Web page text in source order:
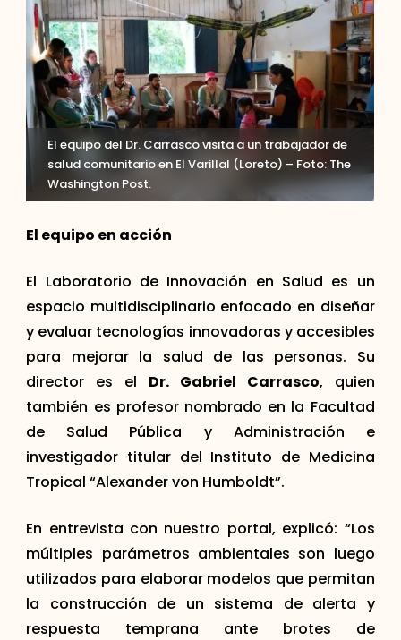
El equipo del Dr. Carrasco visita a un trabajador de
salud comunitario en El Varillal (Loreto) – Foto: The
Washington Post.
El equipo en acción
El Laboratorio de Innovación en Salud es un
espacio multidisciplinario enfocado en diseñar
y evaluar tecnologías innovadoras y accesibles
para mejorar la salud de las personas. Su
director es el Dr. Gabriel Carrasco, quien
también es profesor nombrado en la Facultad
de Salud Pública y Administración e
investigador titular del Instituto de Medicina
Tropical “Alexander von Humboldt”.
En entrevista con nuestro portal, explicó: “Los
múltiples parámetros ambientales son luego
utilizados para elaborar modelos que permitan
la construcción de un sistema de alerta y
respuesta temprana ante brotes de